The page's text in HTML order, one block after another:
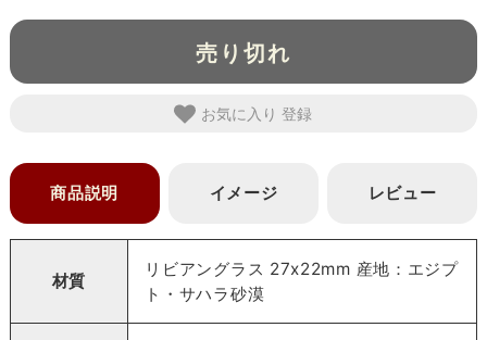
売り切れ
お気に入り
商品説明 イメージ レビュー
材質
リビアングラス 27x22mm 産地：エジプ
ト・サハラ砂漠